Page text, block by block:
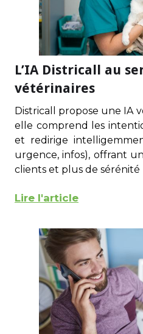
L’IA Districall au
vétérinaires
Districall propose une IA
elle comprend les
et redirige
urgence, infos), offrant
clients et plus de sérénité
Lire l'article